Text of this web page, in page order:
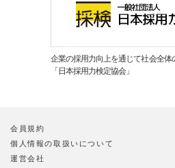
企業の採用力向上を通じて社会全体
「日本採用力検定協会」
会員規約
個人情報の取扱いについて
運営会社